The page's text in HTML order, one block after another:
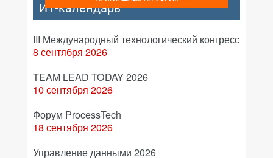
ИТ-календарь
III Международный технологический конгресс
8 сентября 2026
TEAM LEAD TODAY 2026
10 сентября 2026
Форум ProcessTech
18 сентября 2026
Управление данными 2026